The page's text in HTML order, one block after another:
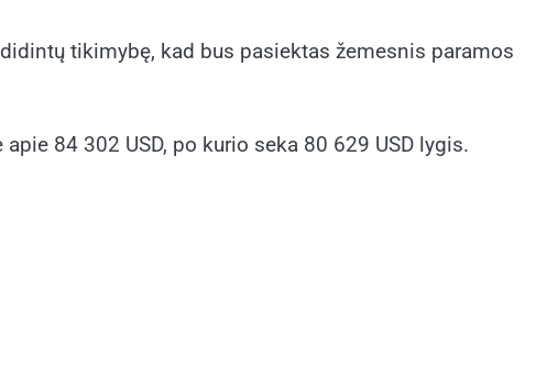
tikimybę, kad bus pasiektas žemesnis paramos
84 302 USD, po kurio seka 80 629 USD lygis.